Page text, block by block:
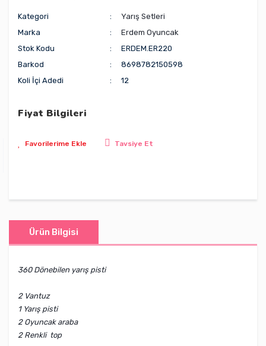
Kategori
Yarış Setleri
Marka
Erdem Oyuncak
Stok Kodu
ERDEM.ER220
Barkod
8698782150598
Koli İçi Adedi
12
Fiyat Bilgileri
Tavsiye Et
Ürün Bilgisi
360 Dönebilen yarış pisti
2 Vantuz
1 Yarış pisti
2 Oyuncak araba
2 Renkli top